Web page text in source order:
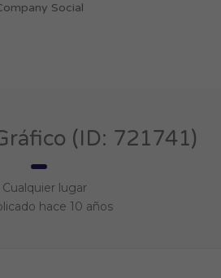
Social
(ID: 721741)
Cualquier lugar
hace 10 años